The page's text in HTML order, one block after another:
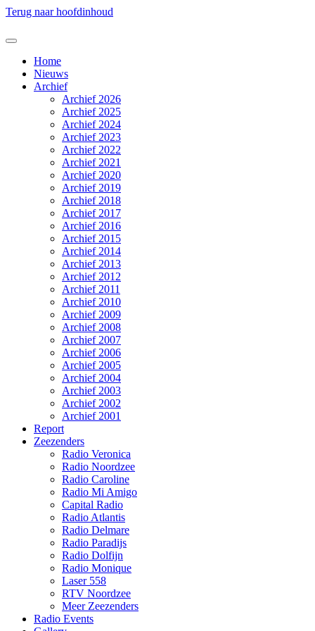
Terug naar hoofdinhoud
Home
Nieuws
Archief
Archief 2026
Archief 2025
Archief 2024
Archief 2023
Archief 2022
Archief 2021
Archief 2020
Archief 2019
Archief 2018
Archief 2017
Archief 2016
Archief 2015
Archief 2014
Archief 2013
Archief 2012
Archief 2011
Archief 2010
Archief 2009
Archief 2008
Archief 2007
Archief 2006
Archief 2005
Archief 2004
Archief 2003
Archief 2002
Archief 2001
Report
Zeezenders
Radio Veronica
Radio Noordzee
Radio Caroline
Radio Mi Amigo
Capital Radio
Radio Atlantis
Radio Delmare
Radio Paradijs
Radio Dolfijn
Radio Monique
Laser 558
RTV Noordzee
Meer Zeezenders
Radio Events